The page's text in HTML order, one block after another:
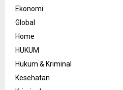
Ekonomi
Global
Home
HUKUM
Hukum & Kriminal
Kesehatan